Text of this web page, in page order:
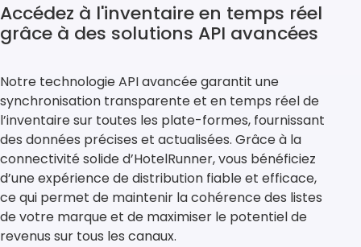
Accédez à l'inventaire en temps réel
grâce à des solutions API avancées
Notre technologie API avancée garantit une
synchronisation transparente et en temps réel de
l’inventaire sur toutes les plate-formes, fournissant
des données précises et actualisées. Grâce à la
connectivité solide d’HotelRunner, vous bénéficiez
d’une expérience de distribution fiable et efficace,
ce qui permet de maintenir la cohérence des listes
de votre marque et de maximiser le potentiel de
revenus sur tous les canaux.